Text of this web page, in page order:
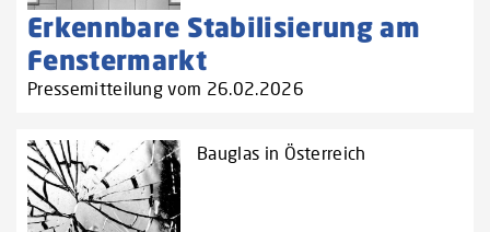
Erkennbare Stabilisierung am
Fenstermarkt
Pressemitteilung vom 26.02.2026
Bauglas in Österreich